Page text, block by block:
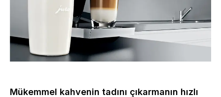
Mükemmel kahvenin tadını çıkarmanın hızlı